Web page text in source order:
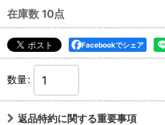
在庫数 10点
Facebookでシェア
数量:
返品特約に関する重要事項